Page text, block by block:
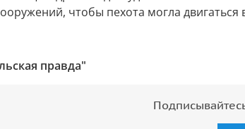
чтобы пехота могла
правда"